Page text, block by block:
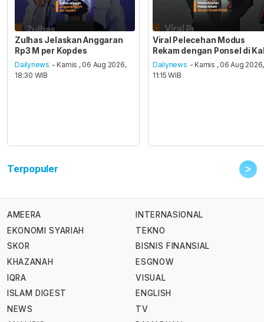
Zulhas Jelaskan Anggaran
Rp3 M per Kopdes
Dailynews - Kamis , 06 Aug 2026,
18:30 WIB
Viral Pelecehan Modus
Rekam dengan Ponsel di
Dailynews - Kamis , 06 Aug 2026,
11:15 WIB
Terpopuler >
AMEERA
EKONOMI SYARIAH
SKOR
KHAZANAH
IQRA
ISLAM DIGEST
NEWS
INTERNASIONAL
TEKNO
BISNIS FINANSIAL
ESGNOW
VISUAL
ENGLISH
TV